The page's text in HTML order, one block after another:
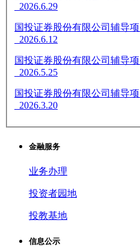
_2026.6.29
国投证券股份有限公司辅导
_2026.6.12
国投证券股份有限公司辅导
_2026.5.25
国投证券股份有限公司辅导
_2026.3.20
金融服务
业务办理
投资者园地
投教基地
信息公示